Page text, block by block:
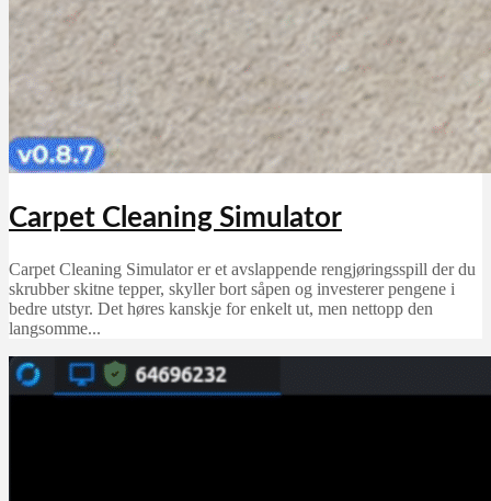
Carpet Cleaning Simulator
Carpet Cleaning Simulator er et avslappende rengjøringsspill der du
skrubber skitne tepper, skyller bort såpen og investerer pengene i
bedre utstyr. Det høres kanskje for enkelt ut, men nettopp den
langsomme...